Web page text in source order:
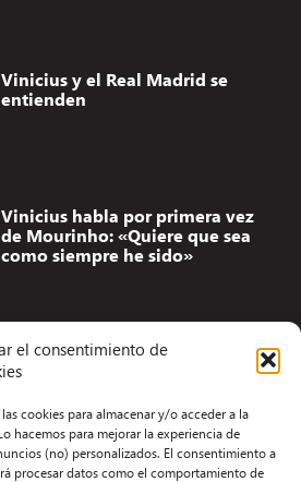
el consentimiento de
cookies para almacenar y/o acceder a la
hacemos para mejorar la experiencia de
(no) personalizados. El consentimiento a
procesar datos como el comportamiento de
Vinicius y el Real Madrid se
entienden
Vinicius habla por primera vez
de Mourinho: «Quiere que sea
como siempre he sido»
Aviso Legal
y condiciones